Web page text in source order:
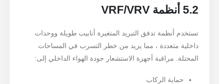
5.2 أنظمة VRF/VRV
تستخدم أنظمة تدفق التبريد المتغيرة أنابيب طويلة ووحدات
داخلية متعددة ، مما يزيد من خطر التسرب في المساحات
المحتلة. مراقبة أجهزة الاستشعار جودة الهواء الداخلي إلى:
حماية الركاب